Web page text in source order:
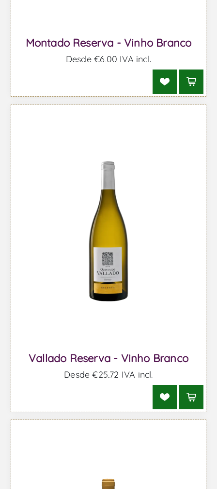
Montado Reserva - Vinho Branco
Desde €6,00 IVA incl.
Vallado Reserva - Vinho Branco
Desde €25,72 IVA incl.